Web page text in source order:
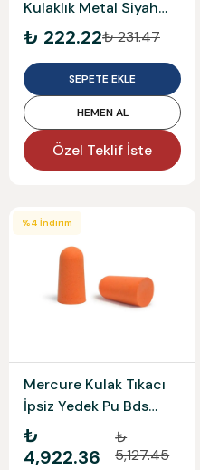
Kulaklık Metal Siyah
Bds 32Db Em-5001Bb
₺ 222.22₺ 231.47
SEPETE EKLE
HEMEN AL
Özel Teklif İste
%4 İndirim
Mercure Kulak Tıkacı
İpsiz Yedek Pu Bds
37Db
₺
4,922.36
₺
5,127.45